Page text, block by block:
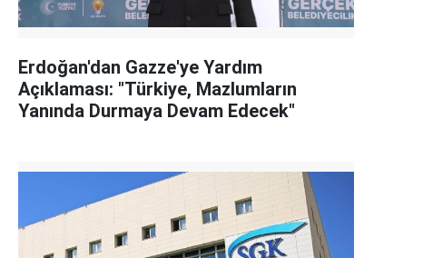
Erdoğan'dan Gazze'ye Yardım
Açıklaması: "Türkiye, Mazlumların
Yanında Durmaya Devam Edecek"